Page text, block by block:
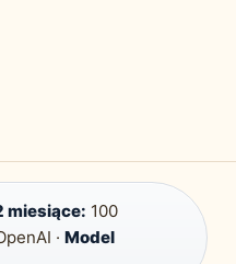
miesiące: 100
· Model